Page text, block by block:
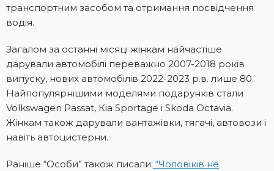
транспортним засобом та отримання посвідчення
водія.
Загалом за останні місяці жінкам найчастіше
дарували автомобілі переважно 2007-2018 років
випуску, нових автомобілів 2022-2023 р.в. лише 80.
Найпопулярнішими моделями подарунків стали
Volkswagen Passat, Кіа Sportage і Skoda Octavia.
Жінкам також дарували вантажівки, тягачі, автовози і
навіть автоцистерни.
Раніше “Особи” також писали: “Чоловіків не